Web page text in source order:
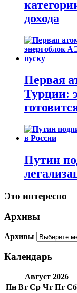
дохода
Первая
Турции:
Путин
Это интересно
Архивы
Архивы
Календарь
Август 2026
Пн Вт Ср Чт Пт Сб